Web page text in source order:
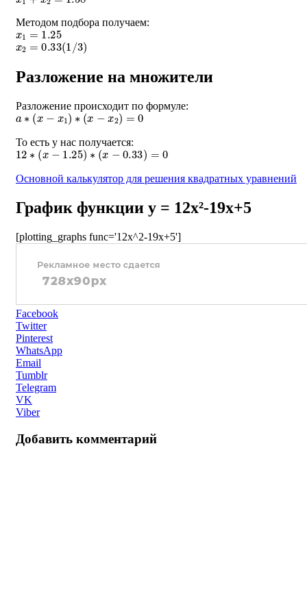
Методом подбора получаем:
x1=1.25
x2 =0.33(1/ )
Разложение на множители
Разложение происходит по формуле:
a ∗(x−x1)∗ (x−x2)=0
То есть у нас получается:
12 ∗(x−1.25)∗(x−0.33)=0
Основной калькулятор для решения квадратных уравнений
График функции y = 12x²-19x+5
[plotting_graphs func='12x^2-19x+5']
Facebook
Twitter
Pinterest
WhatsApp
Email
Tumblr
Telegram
VK
Viber
Добавить комментарий